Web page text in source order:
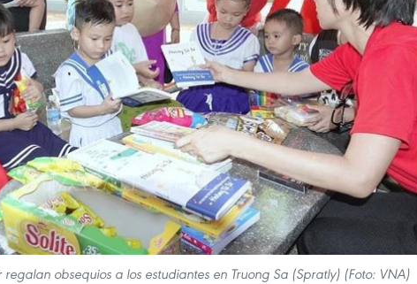
obsequios a los estudiantes en Truong Sa (Spratly) (Foto: VNA)